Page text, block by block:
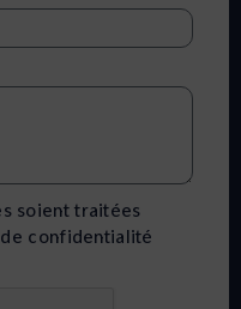
soient traitées
confidentialité